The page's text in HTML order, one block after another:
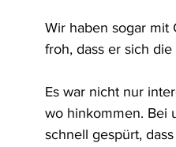
Wir haben sogar mit
froh, dass er sich
Es war nicht nur
wo hinkommen. Bei
schnell gespürt,